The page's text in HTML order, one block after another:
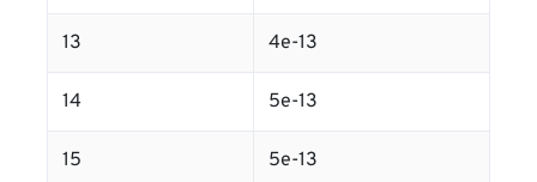
13 4e-13
14 5e-13
15 5e-13